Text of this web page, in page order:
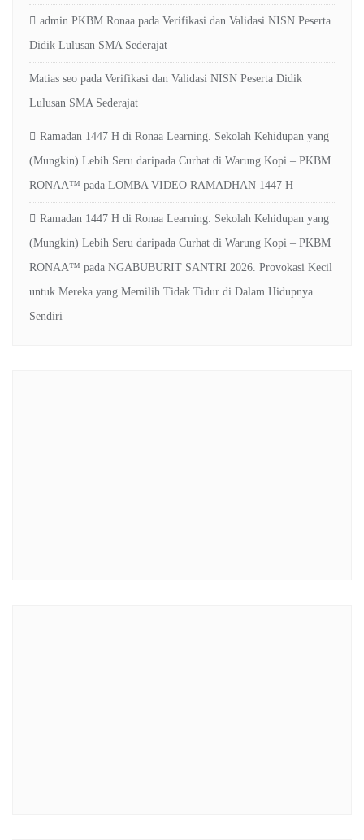
admin PKBM Ronaa pada Verifikasi dan Validasi NISN Peserta
Didik Lulusan SMA Sederajat
Matias seo pada Verifikasi dan Validasi NISN Peserta Didik
Lulusan SMA Sederajat
Ramadan 1447 H di Ronaa Learning. Sekolah Kehidupan yang
(Mungkin) Lebih Seru daripada Curhat di Warung Kopi – PKBM
RONAA™ pada LOMBA VIDEO RAMADHAN 1447 H
Ramadan 1447 H di Ronaa Learning. Sekolah Kehidupan yang
(Mungkin) Lebih Seru daripada Curhat di Warung Kopi – PKBM
RONAA™ pada NGABUBURIT SANTRI 2026. Provokasi Kecil
untuk Mereka yang Memilih Tidak Tidur di Dalam Hidupnya
Sendiri